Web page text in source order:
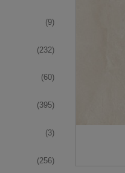
(9)
(232)
(60)
(395)
(3)
(256)